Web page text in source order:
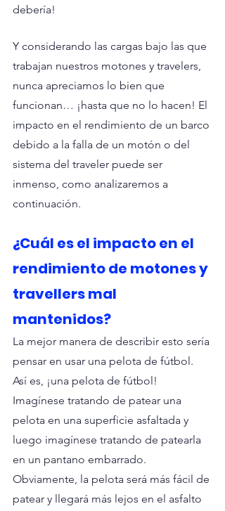
debería!
Y considerando las cargas bajo las que
trabajan nuestros motones y travelers,
nunca apreciamos lo bien que
funcionan… ¡hasta que no lo hacen! El
impacto en el rendimiento de un barco
debido a la falla de un motón o del
sistema del traveler puede ser
inmenso, como analizaremos a
continuación.
¿Cuál es el impacto en el
rendimiento de motones y
travellers mal
mantenidos?
La mejor manera de describir esto sería
pensar en usar una pelota de fútbol.
Así es, ¡una pelota de fútbol!
Imagínese tratando de patear una
pelota en una superficie asfaltada y
luego imagínese tratando de patearla
en un pantano embarrado.
Obviamente, la pelota será más fácil de
patear y llegará más lejos en el asfalto